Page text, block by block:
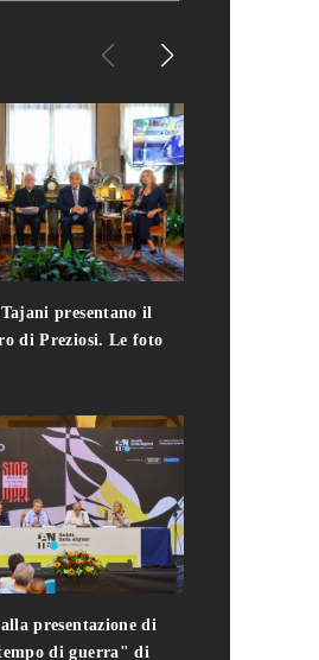
presentano il
di Preziosi. Le foto
presentazione di
di guerra" di